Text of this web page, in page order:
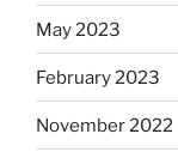
May 2023
February 2023
November 2022